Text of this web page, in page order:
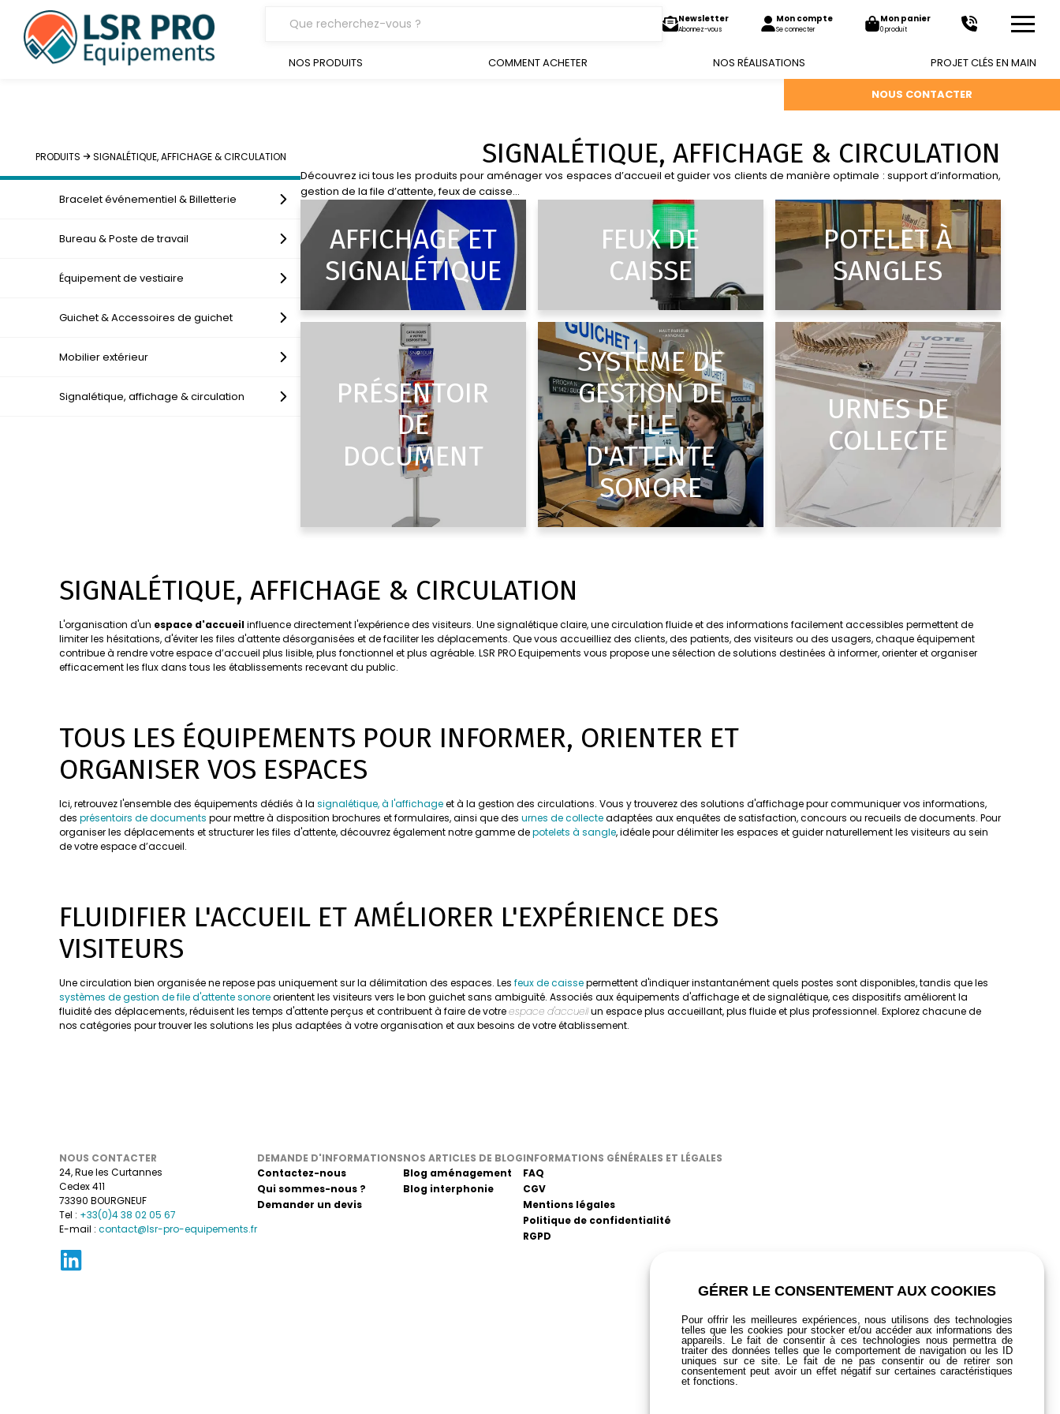
Newsletter
Abonnez-vous
Mon compte
Se connecter
Mon panier
0 produit
NOS PRODUITS COMMENT ACHETER NOS RÉALISATIONS PROJET CLÉS EN MAIN
NOUS CONTACTER
SIGNALÉTIQUE, AFFICHAGE & CIRCULATION
Découvrez ici tous les produits pour aménager vos espaces d’accueil et guider vos clients de manière optimale : support d’information,
gestion de la file d’attente, feux de caisse…
AFFICHAGE ET
SIGNALÉTIQUE
FEUX DE
CAISSE
POTELET À
SANGLES
PRÉSENTOIR
DE
DOCUMENT
SYSTÈME DE
GESTION DE
FILE
D'ATTENTE
SONORE
URNES DE
COLLECTE
PRODUITS SIGNALÉTIQUE, AFFICHAGE & CIRCULATION
Bracelet événementiel & Billetterie
Bureau & Poste de travail
Équipement de vestiaire
Guichet & Accessoires de guichet
Mobilier extérieur
Signalétique, affichage & circulation
SIGNALÉTIQUE, AFFICHAGE & CIRCULATION
L'organisation d'un espace d'accueilinfluence directement l'expérience des visiteurs. Une signalétique claire, une circulation fluide et des informations facilement accessibles permettent de
limiter les hésitations, d'éviter les files d'attente désorganisées et de faciliter les déplacements. Que vous accueilliez des clients, des patients, des visiteurs ou des usagers, chaque équipement
contribue à rendre votre espace d’accueil plus lisible, plus fonctionnel et plus agréable. LSR PRO Equipements vous propose une sélection de solutions destinées à informer, orienter et organiser
efficacement les flux dans tous les établissements recevant du public.
TOUS LES ÉQUIPEMENTS POUR INFORMER, ORIENTER ET
ORGANISER VOS ESPACES
Ici, retrouvez l'ensemble des équipements dédiés à la signalétique, à l'affichageet à la gestion des circulations. Vous y trouverez des solutions d'affichage pour communiquer vos informations,
des présentoirs de documents pour mettre à disposition brochures et formulaires, ainsi que des urnes de collecteadaptées aux enquêtes de satisfaction, concours ou recueils de documents. Pour
organiser les déplacements et structurer les files d'attente, découvrez également notre gamme depotelets à sangle, idéale pour délimiter les espaces et guider naturellement les visiteurs au sein
de votre espace d’accueil.
FLUIDIFIER L'ACCUEIL ET AMÉLIORER L'EXPÉRIENCE DES
VISITEURS
Une circulation bien organisée ne repose pas uniquement sur la délimitation des espaces. Les feux de caissepermettent d'indiquer instantanément quels postes sont disponibles, tandis que les
systèmes de gestion de file d'attente sonoreorientent les visiteurs vers le bon guichet sans ambiguïté. Associés aux équipements d'affichage et de signalétique, ces dispositifs améliorent la
fluidité des déplacements, réduisent les temps d'attente perçus et contribuent à faire de votreespace d'accueilun espace plus accueillant, plus fluide et plus professionnel. Explorez chacune de
nos catégories pour trouver les solutions les plus adaptées à votre organisation et aux besoins de votre établissement.
NOUS CONTACTER
24, Rue les Curtannes
Cedex 411
73390 BOURGNEUF
Tel : +33(0)4 38 02 05 67
E-mail : contact@lsr-pro-equipements.fr
DEMANDE D'INFORMATIONS
Contactez-nous
Qui sommes-nous ?
Demander un devis
NOS ARTICLES DE BLOG
Blog aménagement
Blog interphonie
INFORMATIONS GÉNÉRALES ET LÉGALES
FAQ
CGV
Mentions légales
Politique de confidentialité
RGPD
GÉRER LE CONSENTEMENT AUX COOKIES
Pour offrir les meilleures expériences, nous utilisons des technologies
telles que les cookies pour stocker et/ou accéder aux informations des
appareils. Le fait de consentir à ces technologies nous permettra de
traiter des données telles que le comportement de navigation ou les ID
uniques sur ce site. Le fait de ne pas consentir ou de retirer son
consentement peut avoir un effet négatif sur certaines caractéristiques
et fonctions.